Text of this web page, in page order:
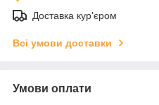
Доставка кур'єром
Всі умови доставки
Умови оплати